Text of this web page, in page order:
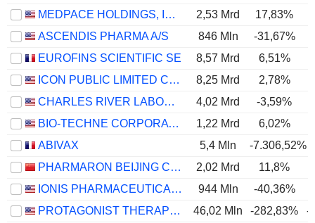
MEDPACE HOLDINGS, INC.
2,53 Mrd 17,83%
ASCENDIS PHARMA A/S
846 Mln -31,67%
EUROFINS SCIENTIFIC SE
8,57 Mrd 6,51%
ICON PUBLIC LIMITED COMPANY
8,25 Mrd 2,78%
CHARLES RIVER LABORATORIES INTERNATIONAL, INC.
4,02 Mrd -3,59%
BIO-TECHNE CORPORATION
1,22 Mrd 6,02%
ABIVAX
5,4 Mln -7.306,52%
PHARMARON BEIJING CO., LTD.
2,02 Mrd 11,8%
IONIS PHARMACEUTICALS, INC.
944 Mln -40,36%
PROTAGONIST THERAPEUTICS, INC.
46,02 Mln -282,83%
-